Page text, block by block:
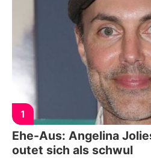
1
Ehe-Aus: Angelina
outet sich als schwul